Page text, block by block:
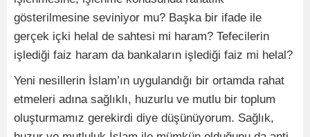
gösterilmesine seviniyor mu? Başka bir ifade ile
gerçek içki helal de sahtesi mi haram? Tefecilerin
işlediği faiz haram da bankaların işlediği faiz mi helal?
Yeni nesillerin İslam’ın uygulandığı bir ortamda rahat
etmeleri adına sağlıklı, huzurlu ve mutlu bir toplum
oluşturmamız gerekirdi diye düşünüyorum. Sağlık,